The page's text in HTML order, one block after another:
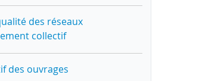
des réseaux
collectif
des ouvrages